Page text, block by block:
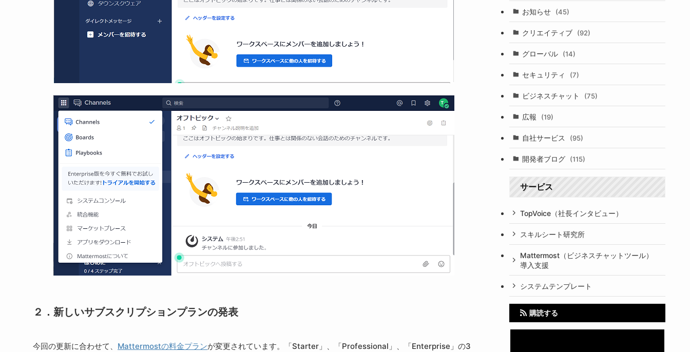
２．新しいサブスクリプションプランの発表
今回の更新に合わせて、 Mattermostの料金プランが変更されています。「Starter」、「Professional」、「Enterprise」の3
お知らせ (45)
クリエイティブ (92)
グローバル (14)
セキュリティ (7)
ビジネスチャット (75)
広報 (19)
自社サービス (95)
開発者ブログ (115)
サービス
TopVoice（社長インタビュー）
スキルシート研究所
Mattermost（ビジネスチャットツール）
導入支援
システムテンプレート
購読する